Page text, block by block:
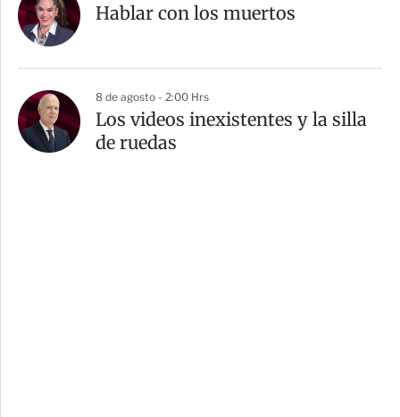
Hablar con los muertos
8 de agosto - 2:00 Hrs
Los videos inexistentes y la silla
de ruedas